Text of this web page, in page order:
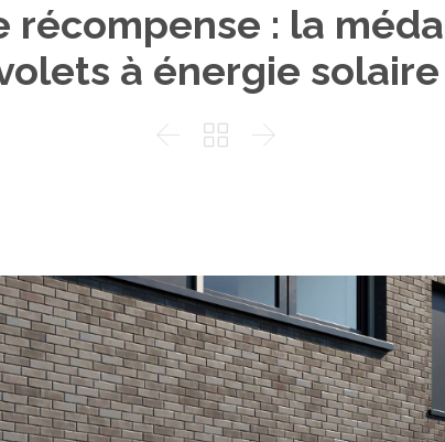
récompense : la
à énergie solaire
  